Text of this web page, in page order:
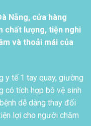
Nẵng, cửa hàng
chất lượng, tiện nghi
và thoải mái của
y tế 1 tay quay, giường
có tích hợp bô vệ sinh
dễ dàng thay đổi
lợi cho người chăm